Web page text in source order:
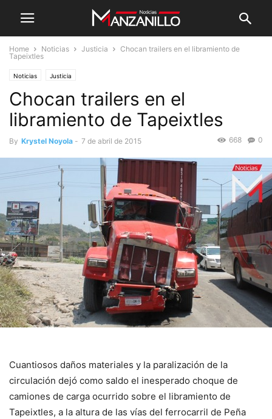
Home Noticias Justicia
Chocan trailers en el libramiento de
Tapeixtles
Noticias Justicia
Chocan trailers en el
libramiento de Tapeixtles
By Krystel Noyola - 7 de abril de 2015 0
668
Cuantiosos daños materiales y la paralización de la
circulación dejó como saldo el inesperado choque de
camiones de carga ocurrido sobre el libramiento de
Tapeixtles, a la altura de las vías del ferrocarril de Peña